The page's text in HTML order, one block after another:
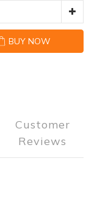
BUY NOW
Customer
Reviews